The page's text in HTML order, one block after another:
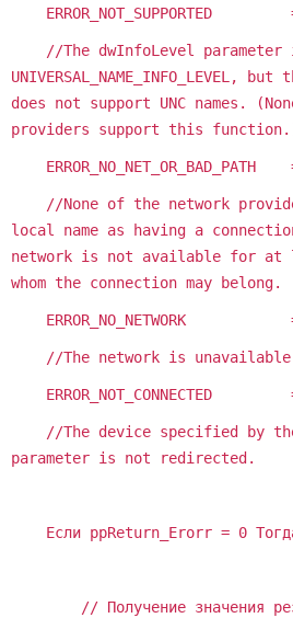
ERROR_NOT_SUPPORTED
//The dwInfoLevel
UNIVERSAL_NAME_INFO_LEVEL,
does not support UNC names.
providers support this
ERROR_NO_NET_OR_BAD_PATH
//None of the network
local name as having a
network is not available for at
whom the connection may belong.
ERROR_NO_NETWORK =
//The network is
ERROR_NOT_CONNECTED
//The device specified by
parameter is not redirected.
Если ppReturn_Erorr = 0
// Получение значения